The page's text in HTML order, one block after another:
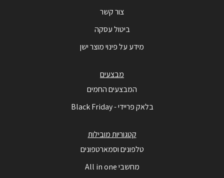
צור קשר
ביטול עסקה
מידע על פינוי מוצר ישן
מבצעים
המבצעים החמים
בלאק פריידי - Black Friday
קטגוריות מובילות
טלפונים וסמארטפונים
מחשבי All in one